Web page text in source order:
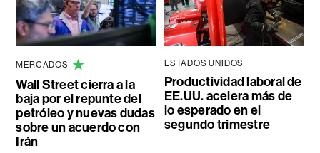
MERCADOS
Wall Street cierra a la
baja por el repunte del
petróleo y nuevas dudas
sobre un acuerdo con
Irán
ESTADOS UNIDOS
Productividad laboral de
EE.UU. acelera más de
lo esperado en el
segundo trimestre